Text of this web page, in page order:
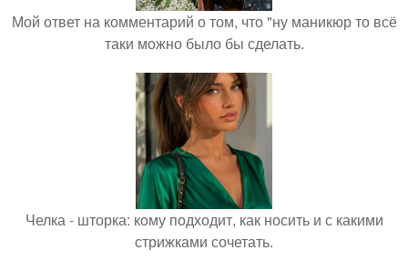
Мой ответ на комментарий о том, что "ну маникюр то всё
таки можно было бы сделать.
Челка - шторка: кому подходит, как носить и с какими
стрижками сочетать.